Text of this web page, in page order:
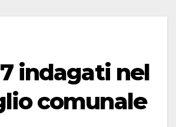
indagati nel
comunale